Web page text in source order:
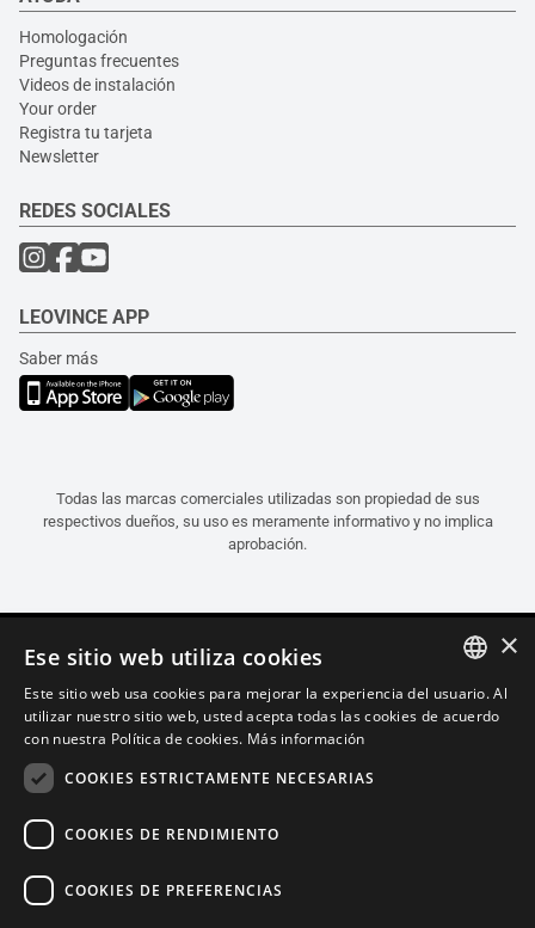
Homologación
Preguntas frecuentes
Videos de instalación
Your order
Registra tu tarjeta
Newsletter
REDES SOCIALES
LEOVINCE APP
Saber más
Todas las marcas comerciales utilizadas son propiedad de sus
respectivos dueños, su uso es meramente informativo y no implica
aprobación.
Español (Guatemala)
ITALIAN
×
Ese sitio web utiliza cookies
Este sitio web usa cookies para mejorar la experiencia del usuario. Al
utilizar nuestro sitio web, usted acepta todas las cookies de acuerdo
con nuestra Política de cookies. Más información
COOKIES ESTRICTAMENTE NECESARIAS
COOKIES DE RENDIMIENTO
COOKIES DE PREFERENCIAS